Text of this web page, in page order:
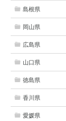
島根県
岡山県
広島県
山口県
徳島県
香川県
愛媛県